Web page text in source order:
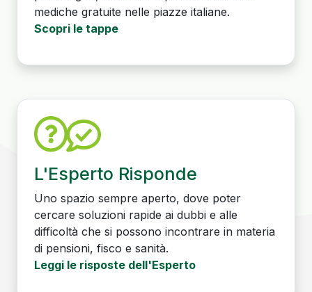
mediche gratuite nelle piazze italiane.
Scopri le tappe
L'Esperto Risponde
Uno spazio sempre aperto, dove poter
cercare soluzioni rapide ai dubbi e alle
difficoltà che si possono incontrare in materia
di pensioni, fisco e sanità.
Leggi le risposte dell'Esperto